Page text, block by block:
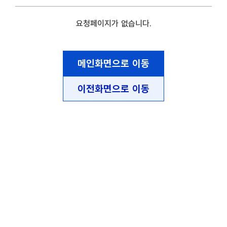
요청페이지가 없습니다.
메인화면으로 이동
이전화면으로 이동